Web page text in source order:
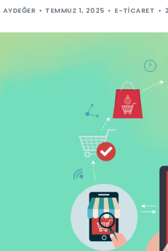
TEMMUZ 1, 2025 E-TICARET